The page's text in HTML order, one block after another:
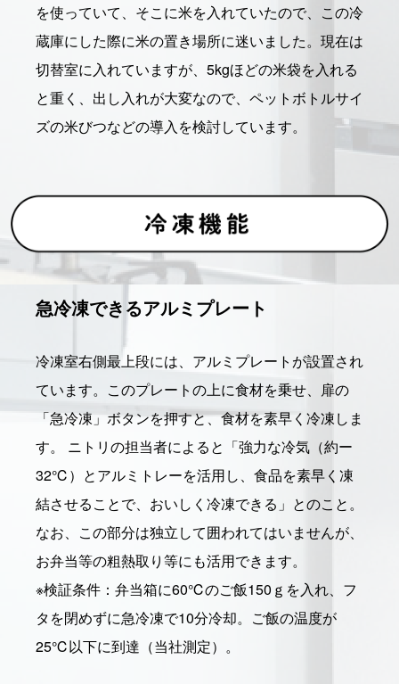
を使っていて、そこに米を入れていたので、この冷
蔵庫にした際に米の置き場所に迷いました。現在は
切替室に入れていますが、5kgほどの米袋を入れる
と重く、出し入れが大変なので、ペットボトルサイ
ズの米びつなどの導入を検討しています。
急冷凍できるアルミプレート
冷凍室右側最上段には、アルミプレートが設置され
ています。このプレートの上に食材を乗せ、扉の
「急冷凍」ボタンを押すと、食材を素早く冷凍しま
す。 ニトリの担当者によると「強力な冷気（約ー
32℃）とアルミトレーを活用し、食品を素早く凍
結させることで、おいしく冷凍できる」とのこと。
なお、この部分は独立して囲われてはいませんが、
お弁当等の粗熱取り等にも活用できます。
※検証条件：弁当箱に60℃のご飯150ｇを入れ、フ
タを閉めずに急冷凍で10分冷却。ご飯の温度が
25℃以下に到達（当社測定）。